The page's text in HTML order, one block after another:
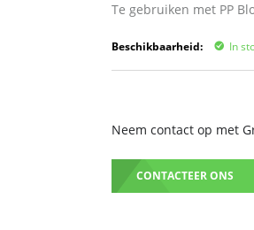
Te gebruiken met PP
Beschikbaarheid: In
Neem contact op met
CONTACTEER ONS